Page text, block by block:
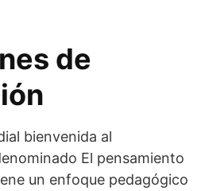
de
bienvenida al
El pensamiento
un enfoque pedagógico